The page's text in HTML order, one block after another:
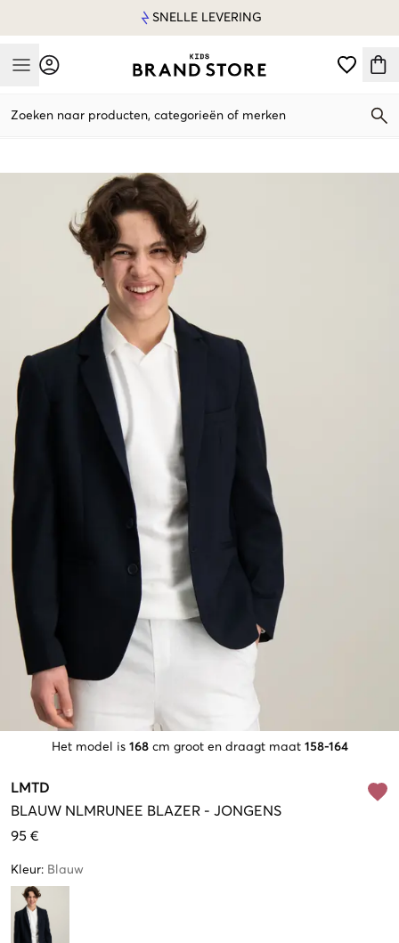
SNELLE LEVERING
Mobile Menu
Zoeken naar producten, categorieën of merken
Het model is 168 cm groot en draagt maat 158-164
LMTD
BLAUW NLMRUNEE BLAZER - JONGENS
95 €
Kleur: Blauw